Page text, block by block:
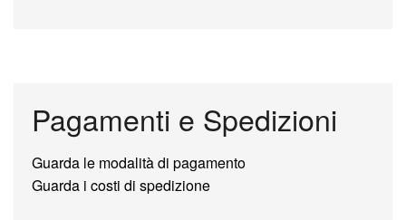
Pagamenti e Spedizioni
Guarda le modalità di pagamento
Guarda i costi di spedizione